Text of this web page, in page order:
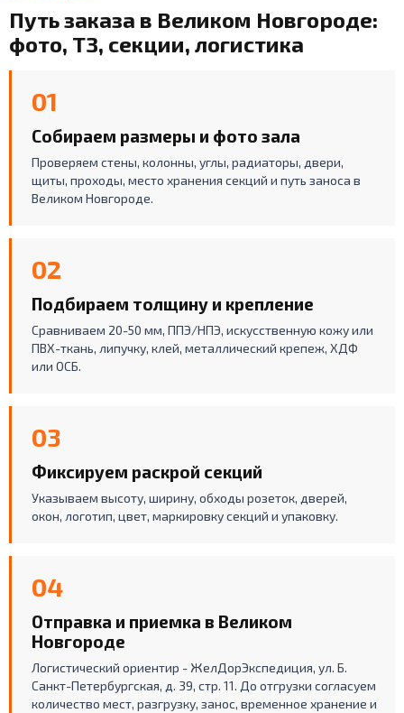
Путь заказа в Великом Новгороде:
фото, ТЗ, секции, логистика
01
Собираем размеры и фото зала
Проверяем стены, колонны, углы, радиаторы, двери,
щиты, проходы, место хранения секций и путь заноса в
Великом Новгороде.
02
Подбираем толщину и крепление
Сравниваем 20-50 мм, ППЭ/НПЭ, искусственную кожу или
ПВХ-ткань, липучку, клей, металлический крепеж, ХДФ
или ОСБ.
03
Фиксируем раскрой секций
Указываем высоту, ширину, обходы розеток, дверей,
окон, логотип, цвет, маркировку секций и упаковку.
04
Отправка и приемка в Великом
Новгороде
Логистический ориентир - ЖелДорЭкспедиция, ул. Б.
Санкт-Петербургская, д. 39, стр. 11. До отгрузки согласуем
количество мест, разгрузку, занос, временное хранение и